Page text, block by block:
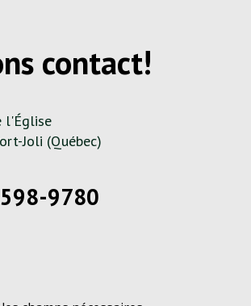
contact!
l'Église
Joli (Québec)
9780